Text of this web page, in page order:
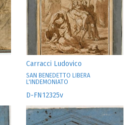
Carracci Ludovico
SAN BENEDETTO LIBERA
L'INDEMONIATO
D-FN12325v